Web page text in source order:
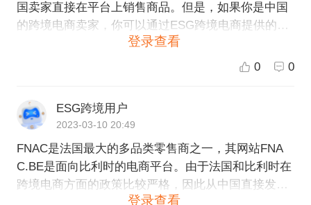
国卖家直接在平台上销售商品。但是，如果你是中国
的跨境电商卖家，你可以通过ESG跨境电商提供的服
务进行全球销售，并且也能够将商品运往欧洲，并在
FNAC.BE等欧洲在线购物网站上销售。ESG跨境电商
电商销售。如果您有意愿入驻欧洲电商平台，ESG跨
境电商可以为您提供一站式的服务。
登录查看
0 0
ESG跨境用户
2023-03-10 20:49
FNAC是法国最大的多品类零售商之一，其网站FNA
C.BE是面向比利时的电商平台。由于法国和比利时在
跨境电商方面的政策比较严格，因此从中国直接发货
到FNAC.BE可能会涉及到很多条例和限制。建议你可
登录查看